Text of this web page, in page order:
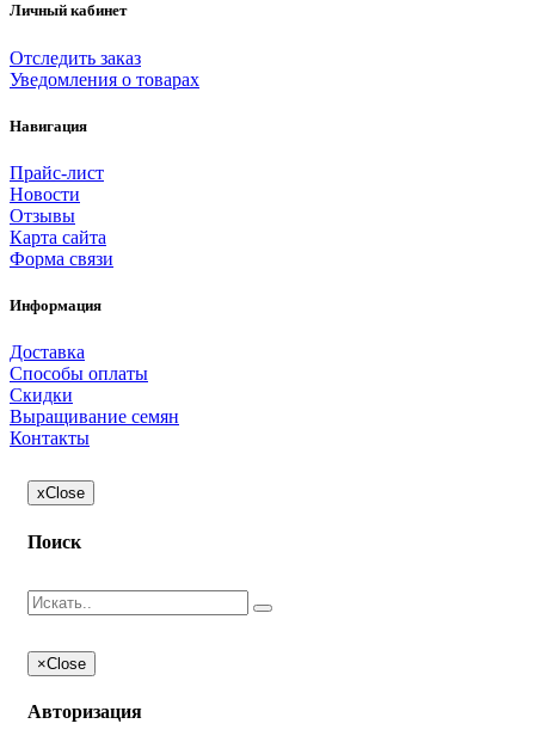
Личный кабинет
Отследить заказ
Уведомления о товарах
Навигация
Прайс-лист
Новости
Отзывы
Карта сайта
Форма связи
Информация
Доставка
Способы оплаты
Скидки
Выращивание семян
Контакты
xClose
Поиск
×Close
Авторизация